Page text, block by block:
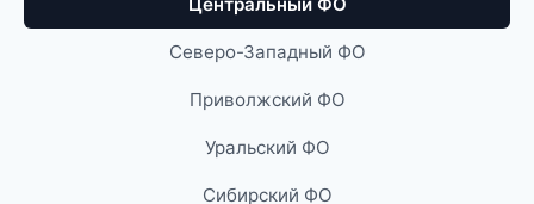
Северо-Западный ФО
Приволжский ФО
Уральский ФО
Сибирский ФО